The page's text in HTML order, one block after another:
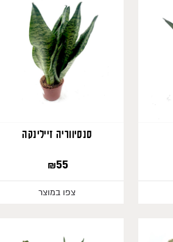
סנסיווריה זיילינקה
55
₪
צפו במוצר